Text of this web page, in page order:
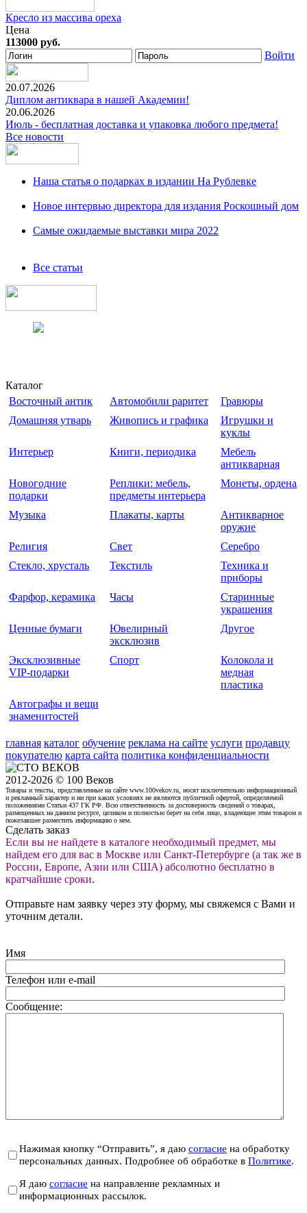
Кресло из массива ореха
Цена
113000 руб.
Войти
20.07.2026
Диплом антиквара в нашей Академии!
20.06.2026
Июль - бесплатная доставка и упаковка любого предмета!
Все новости
Наша статья о подарках в издании На Рублевке
Новое интервью директора для издания Роскошный дом
Самые ожидаемые выставки мира 2022
Все статьи
Каталог
Восточный антик
Автомобили раритет
Гравюры
Домашняя утварь
Живопись и графика
Игрушки и
куклы
Интерьер
Книги, периодика
Мебель
антикварная
Новогодние
подарки
Реплики: мебель,
предметы интерьера
Монеты, ордена
Музыка Плакаты, карты
Антикварное
оружие
Религия
Свет
Серебро
Стекло, хрусталь
Текстиль
Техника и
приборы
Фарфор, керамика
Часы
Старинные
украшения
Ценные бумаги
Ювелирный
эксклюзив
Другое
Эксклюзивные
VIP-подарки
Спорт
Колокола и
медная
пластика
Автографы и вещи
знаменитостей
главная каталог обучение реклама на сайте услуги продавцу
покупателю карта сайта политика конфиденциальности
2012-2026 © 100 Веков
Товары и тексты, представленные на сайте www.100vekov.ru, носят исключительно информационный
и рекламный характер и ни при каких условиях не являются публичной офертой, определяемой
положениями Статьи 437 ГК РФ. Всю ответственность за достоверность сведений о товарах,
размещенных на данном ресурсе, целиком и полностью берет на себя лицо, владеющее этим товаром и
пожелавшее разместить информацию о нем.
Сделать заказ
Если вы не найдете в каталоге необходимый предмет, мы
найдем его для вас в Москве или Санкт-Петербурге (а так же в
России, Европе, Азии или США) абсолютно бесплатно в
кратчайшие сроки.
Отправьте нам заявку через эту форму, мы свяжемся с Вами и
уточним детали.
Имя
Телефон или e-mail
Сообщение:
Нажимая кнопку “Отправить”, я даю согласие на обработку
персональных данных. Подробнее об обработке в Политике.
Я даю согласие на направление рекламных и
информационных рассылок.